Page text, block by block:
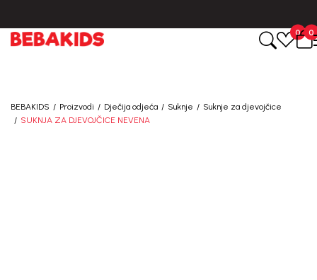
0
0
BEBAKIDS Proizvodi Dječija odjeća Suknje
Suknje za djevojčice
SUKNJA ZA DJEVOJČICE NEVENA